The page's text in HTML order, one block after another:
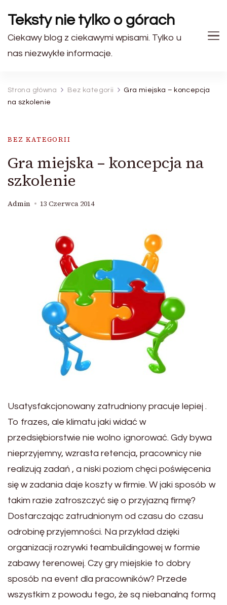
Teksty nie tylko o górach
Ciekawy blog z ciekawymi wpisami. Tylko u
nas niezwykłe informacje.
Strona główna Bez kategorii
Gra miejska – koncepcja
na szkolenie
BEZ KATEGORII
Gra miejska – koncepcja na
szkolenie
Admin 13 Czerwca 2014
Usatysfakcjonowany zatrudniony pracuje lepiej .
To frazes, ale klimatu jaki widać w
przedsiębiorstwie nie wolno ignorować. Gdy bywa
nieprzyjemny, wzrasta retencja, pracownicy nie
realizują zadań , a niski poziom chęci poświęcenia
się w zadania daje koszty w firmie. W jaki sposób w
takim razie zatroszczyć się o przyjazną firmę?
Dostarczając zatrudnionym od czasu do czasu
odrobinę przyjemności. Na przykład dzięki
organizacji rozrywki teambuildingowej w formie
zabawy terenowej. Czy gry miejskie to dobry
sposób na event dla pracowników? Przede
wszystkim z powodu tego, że są niebanalną formą